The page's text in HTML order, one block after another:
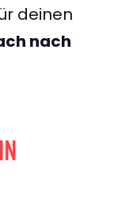
deinen
nach